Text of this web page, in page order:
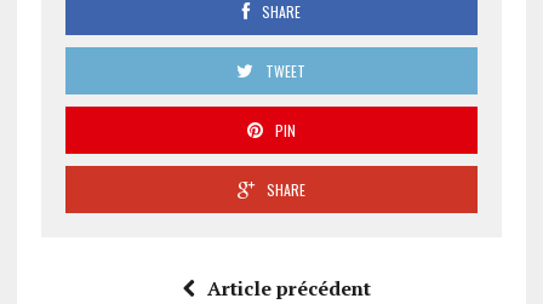
ceux
qui
(203)
SHARE
TWEET
PIN
SHARE
Article précédent